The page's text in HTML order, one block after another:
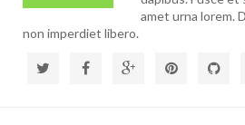
amet urna lorem.
non imperdiet libero.